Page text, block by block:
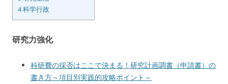
4科学行政
研究力強化
科研費の採否はここで決まる！研究計画調書（申請書）の
書き方～項目別実践的攻略ポイント～